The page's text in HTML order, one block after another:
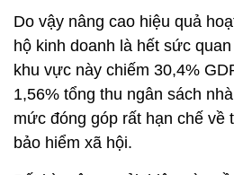
Do vậy nâng cao hiệu quả
hộ kinh doanh là hết sức
khu vực này chiếm 30,4%
1,56% tổng thu ngân sách
mức đóng góp rất hạn chế về
bảo hiểm xã hội.